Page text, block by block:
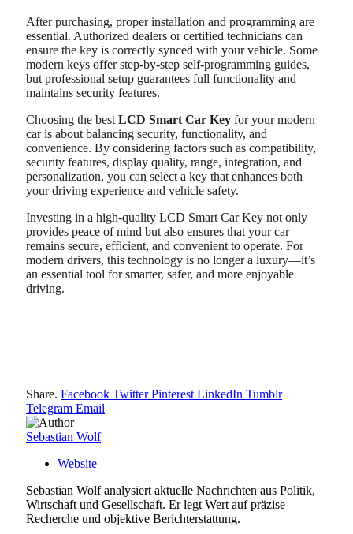
After purchasing, proper installation and programming are
essential. Authorized dealers or certified technicians can
ensure the key is correctly synced with your vehicle. Some
modern keys offer step-by-step self-programming guides,
but professional setup guarantees full functionality and
maintains security features.
Choosing the best LCD Smart Car Key for your modern
car is about balancing security, functionality, and
convenience. By considering factors such as compatibility,
security features, display quality, range, integration, and
personalization, you can select a key that enhances both
your driving experience and vehicle safety.
Investing in a high-quality LCD Smart Car Key not only
provides peace of mind but also ensures that your car
remains secure, efficient, and convenient to operate. For
modern drivers, this technology is no longer a luxury—it’s
an essential tool for smarter, safer, and more enjoyable
driving.
Share. Facebook Twitter Pinterest LinkedIn Tumblr
Telegram Email
Sebastian Wolf
Website
Sebastian Wolf analysiert aktuelle Nachrichten aus Politik,
Wirtschaft und Gesellschaft. Er legt Wert auf präzise
Recherche und objektive Berichterstattung.